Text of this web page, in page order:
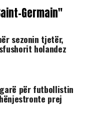
Germain"
sezonin tjetër,
holandez
për futbollistin
prej